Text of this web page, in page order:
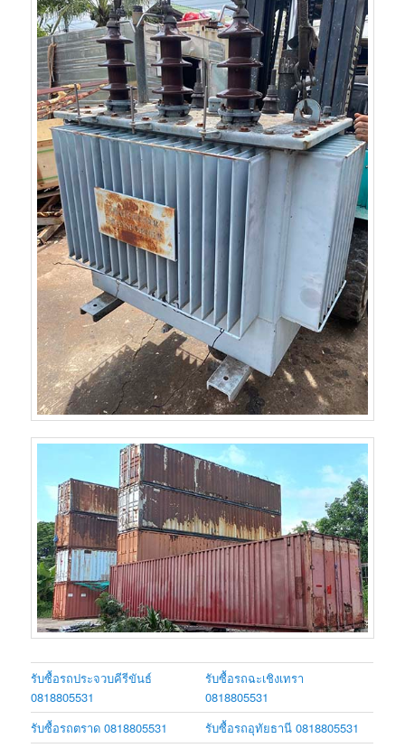
รับซื้อรถประจวบคีรีขันธ์
0818805531
รับซื้อรถฉะเชิงเทรา
0818805531
รับซื้อรถตราด 0818805531
รับซื้อรถอุทัยธานี 0818805531